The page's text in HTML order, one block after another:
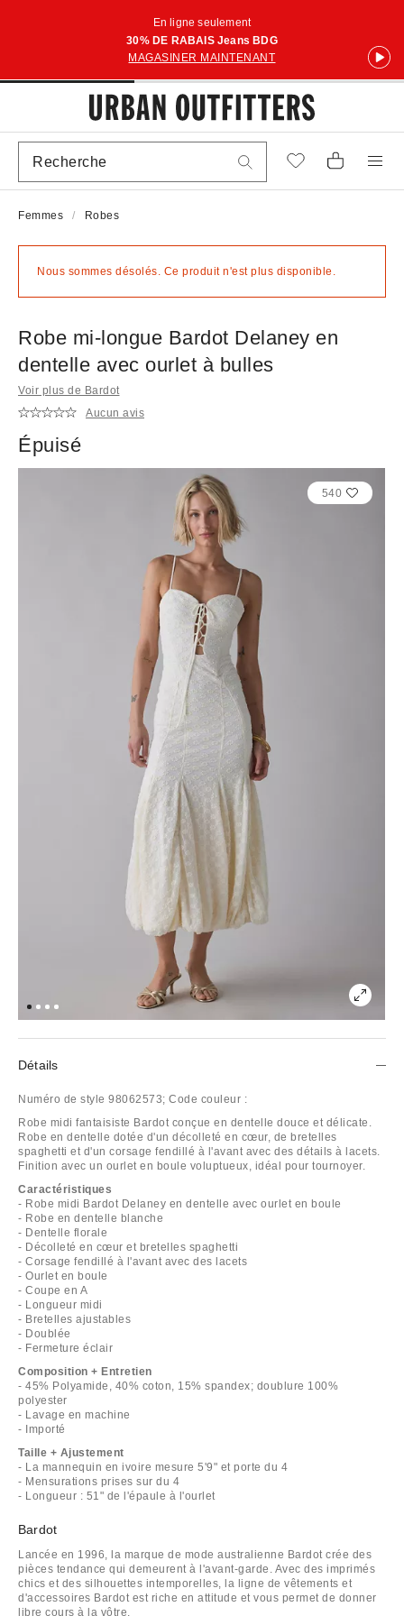
En ligne seulement
30% DE RABAIS Jeans BDG
MAGASINER MAINTENANT
Femmes Robes
Nous sommes désolés. Ce produit n'est plus disponible.
Robe mi-longue Bardot Delaney en
dentelle avec ourlet à bulles
Voir plus de Bardot
Aucun avis
Épuisé
540
Détails
Numéro de style 98062573; Code couleur :
Robe midi fantaisiste Bardot conçue en dentelle douce et délicate.
Robe en dentelle dotée d'un décolleté en cœur, de bretelles
spaghetti et d'un corsage fendillé à l'avant avec des détails à lacets.
Finition avec un ourlet en boule voluptueux, idéal pour tournoyer.
Caractéristiques
- Robe midi Bardot Delaney en dentelle avec ourlet en boule
- Robe en dentelle blanche
- Dentelle florale
- Décolleté en cœur et bretelles spaghetti
- Corsage fendillé à l'avant avec des lacets
- Ourlet en boule
- Coupe en A
- Longueur midi
- Bretelles ajustables
- Doublée
- Fermeture éclair
Composition + Entretien
- 45% Polyamide, 40% coton, 15% spandex; doublure 100%
polyester
- Lavage en machine
- Importé
Taille + Ajustement
- La mannequin en ivoire mesure 5'9" et porte du 4
- Mensurations prises sur du 4
- Longueur : 51" de l'épaule à l'ourlet
Bardot
Lancée en 1996, la marque de mode australienne Bardot crée des
pièces tendance qui demeurent à l'avant-garde. Avec des imprimés
chics et des silhouettes intemporelles, la ligne de vêtements et
d'accessoires Bardot est riche en attitude et vous permet de donner
libre cours à la vôtre.